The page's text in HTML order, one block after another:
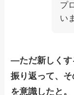
プ
い
―ただ新しくす
振り返って、
を意識したと。